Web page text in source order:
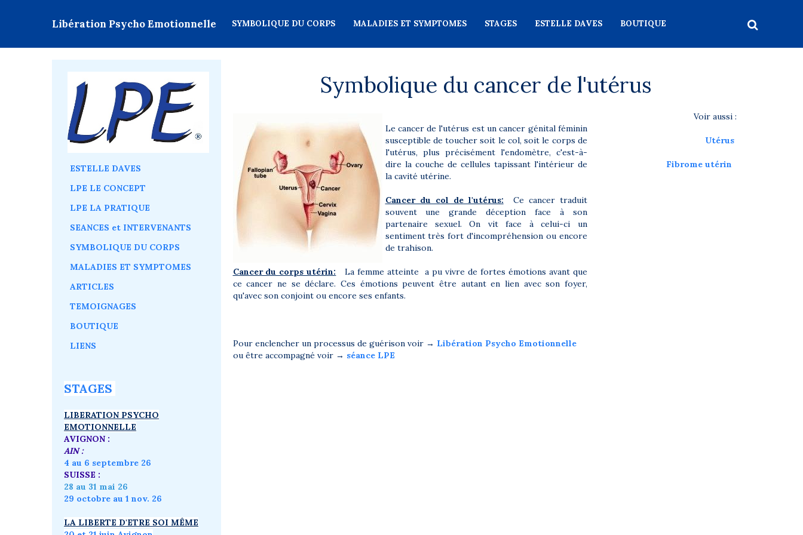
Libération Psycho Emotionnelle SYMBOLIQUE DU CORPS MALADIES ET SYMPTOMES STAGES ESTELLE DAVES BOUTIQUE
Symbolique du cancer de l'utérus
Le cancer de l'utérus est un cancer génital féminin
susceptible de toucher soit le col, soit le corps de
l'utérus, plus précisément l'endomètre, c'est-à-
dire la couche de cellules tapissant l'intérieur de
la cavité utérine.
Cancer du col de l'utérus:
Ce cancer traduit
souvent une grande déception face à son
partenaire sexuel. On vit face à celui-ci un
sentiment très fort d'incompréhension ou encore
de trahison.
Cancer du corps utérin:
La femme atteinte a pu vivre de fortes émotions avant que
ce cancer ne se déclare. Ces émotions peuvent être autant en lien avec son foyer,
qu'avec son conjoint ou encore ses enfants.
Pour enclencher un processus de guérison voir → Libération Psycho Emotionnelle
ou être accompagné voir → séance LPE
Voir aussi :
Utérus
Fibrome utérin
ESTELLE DAVES
LPE LE CONCEPT
LPE LA PRATIQUE
SEANCES et INTERVENANTS
SYMBOLIQUE DU CORPS
MALADIES ET SYMPTOMES
ARTICLES
TEMOIGNAGES
BOUTIQUE
LIENS
STAGES
LIBERATION PSYCHO
EMOTIONNELLE
AVIGNON :
AIN :
4 au 6 septembre 26
SUISSE :
28 au 31 mai 26
29 octobre au 1 nov. 26
LA LIBERTE D'ETRE SOI MÊME